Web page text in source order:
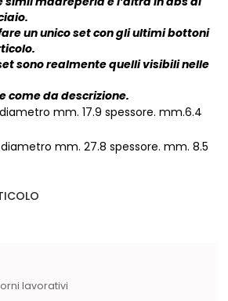
(77)
un unico set con gli ultimi bottoni
sono realmente quelli visibili nelle
come da descrizione.
mm. 17.9 spessore. mm.6.4
mm. 27.8 spessore. mm. 8.5
lavorativi